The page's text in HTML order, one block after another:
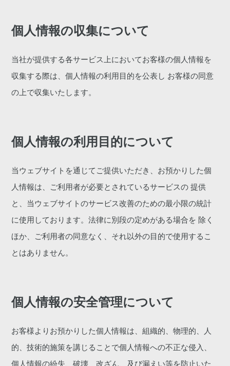
個人情報の収集について
当社が提供する各サービス上においてお客様の個人情報を
収集する際は、個人情報の利用目的を公表し お客様の同意
の上で収集いたします。
個人情報の利用目的について
当ウェブサイトを通じてご提供いただき、お預かりした個
人情報は、ご利用者が必要とされているサービスの 提供
と、当ウェブサイトのサービス改善のための最小限の統計
に使用しております。法律に別段の定めがある場合を 除く
ほか、ご利用者の同意なく、それ以外の目的で使用するこ
とはありません。
個人情報の安全管理について
お客様よりお預かりした個人情報は、組織的、物理的、人
的、技術的施策を講じることで個人情報への不正な侵入、
個人情報の紛失、破壊、改ざん、及び漏えい等を防止いた